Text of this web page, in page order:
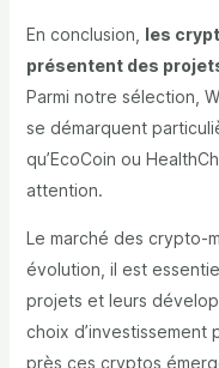
En conclusion, les
présentent des
Parmi notre sélection,
se démarquent
qu’EcoCoin ou
attention.
Le marché des crypto-
évolution, il est
projets et leurs
choix d’investissement
près ces cryptos